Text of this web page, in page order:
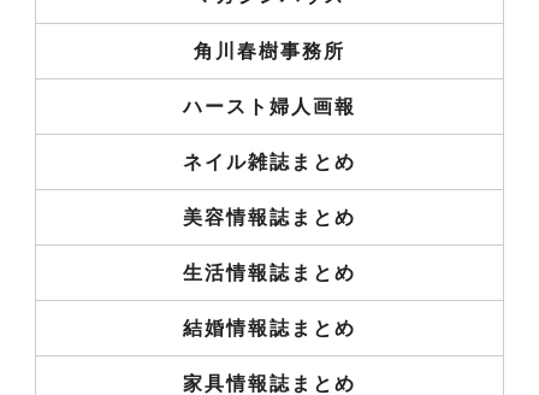
角川春樹事務所
ハースト婦人画報
ネイル雑誌まとめ
美容情報誌まとめ
生活情報誌まとめ
結婚情報誌まとめ
家具情報誌まとめ